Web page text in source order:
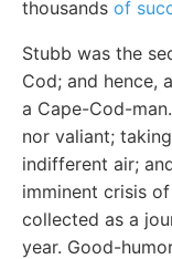
thousands of
Stubb was the
Cod; and hence,
a Cape-Cod-
nor valiant;
indifferent air;
imminent crisis
collected as a
year. Good-